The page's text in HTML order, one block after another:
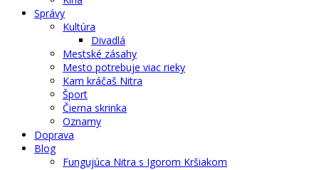
Správy
Kultúra
Divadlá
Mestské zásahy
Mesto potrebuje viac rieky
Kam kráčaš Nitra
Šport
Čierna skrinka
Oznamy
Doprava
Blog
Fungujúca Nitra s Igorom Kršiakom